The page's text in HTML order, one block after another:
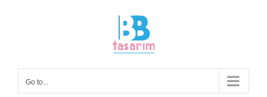
Go to...